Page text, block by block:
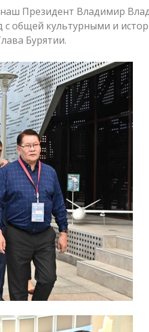
Президент Владимир
с общей культурными и
Бурятии.